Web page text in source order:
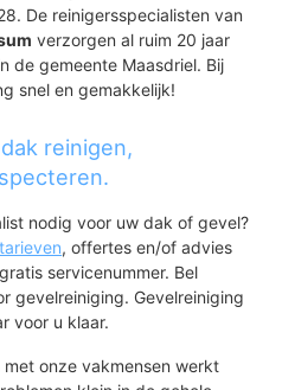
De reinigersspecialisten van
verzorgen al ruim 20 jaar
de gemeente Maasdriel. Bij
snel en gemakkelijk!
reinigen,
nodig voor uw dak of gevel?
, offertes en/of advies
servicenummer. Bel
gevelreiniging. Gevelreiniging
voor u klaar.
onze vakmensen werkt